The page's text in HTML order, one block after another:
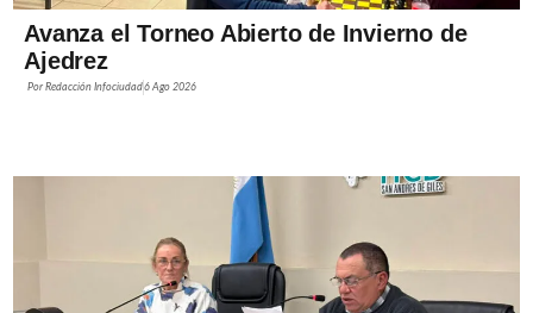
Avanza el Torneo Abierto de Invierno de
Ajedrez
PorRedacción Infociudad6 Ago 2026